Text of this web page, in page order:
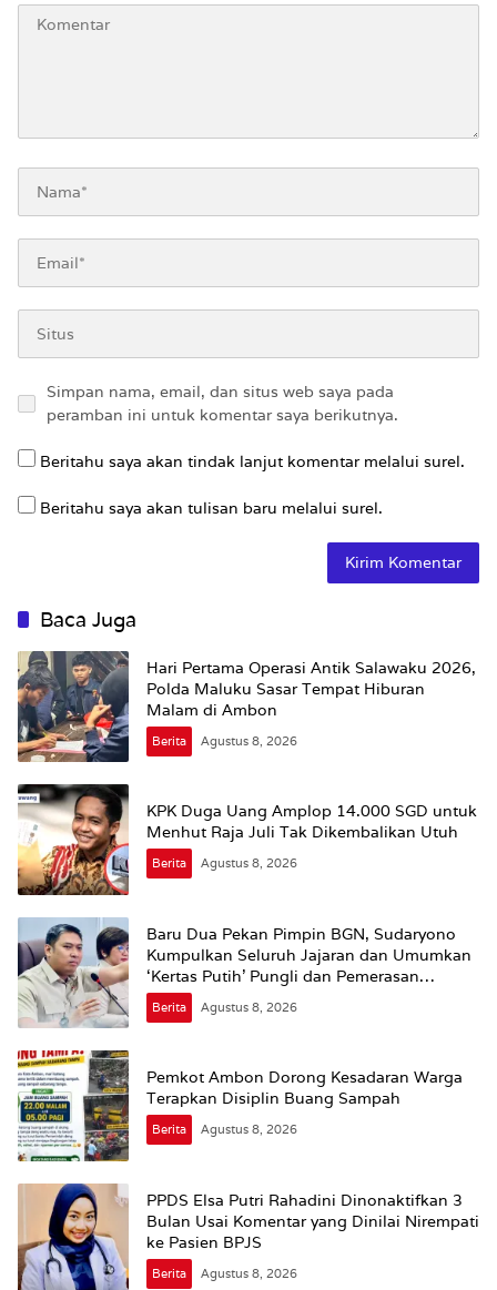
Simpan nama, email, dan situs web saya pada
peramban ini untuk komentar saya berikutnya.
Beritahu saya akan tindak lanjut komentar melalui surel.
Beritahu saya akan tulisan baru melalui surel.
Baca Juga
Hari Pertama Operasi Antik Salawaku 2026,
Polda Maluku Sasar Tempat Hiburan
Malam di Ambon
Berita Agustus 8, 2026
KPK Duga Uang Amplop 14.000 SGD untuk
Menhut Raja Juli Tak Dikembalikan Utuh
Berita Agustus 8, 2026
Baru Dua Pekan Pimpin BGN, Sudaryono
Kumpulkan Seluruh Jajaran dan Umumkan
‘Kertas Putih’ Pungli dan Pemerasan
Supplier harus Berhenti Sekarang
Berita Agustus 8, 2026
Pemkot Ambon Dorong Kesadaran Warga
Terapkan Disiplin Buang Sampah
Berita Agustus 8, 2026
PPDS Elsa Putri Rahadini Dinonaktifkan 3
Bulan Usai Komentar yang Dinilai Nirempati
ke Pasien BPJS
Berita Agustus 8, 2026